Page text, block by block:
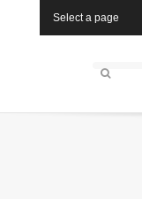
Select a page